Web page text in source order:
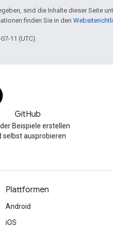
sind die Inhalte dieser Seite
finden Sie in den
11 (UTC).
GitHub
der Beispiele erstellen
selbst ausprobieren
Plattformen
Android
iOS